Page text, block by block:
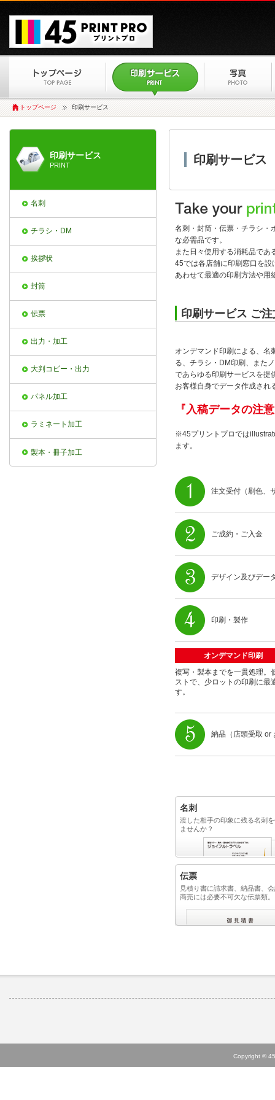
トップページ 印刷サービス
印刷サービス
名刺・封筒・伝票・チラシ・
な必需品です。
また日々使用する消耗品であ
45では各店舗に印刷窓口を
あわせて最適の印刷方法や用
印刷サービス ご
オンデマンド印刷による、名
る、チラシ・DM印刷、また
であらゆる印刷サービスを提
お客様自身でデータ作成され
『入稿データの注
※45プリントプロでは
ます。
注文受付（刷色、
ご成約・ご入金
デザイン及びデー
印刷・製作
オンデマンド印刷
複写・製本までを一貫処理。
ストで、少ロットの印刷に最
す。
納品（店頭受取 or
名刺
渡した相手の印象に残る名刺
ませんか？
伝票
見積り書に請求書、納品書、
商売には必要不可欠な伝票類。
印刷サービス
PRINT
名刺
チラシ・DM
挨拶状
封筒
伝票
出力・加工
大判コピー・出力
パネル加工
ラミネート加工
製本・冊子加工
Copyright ©